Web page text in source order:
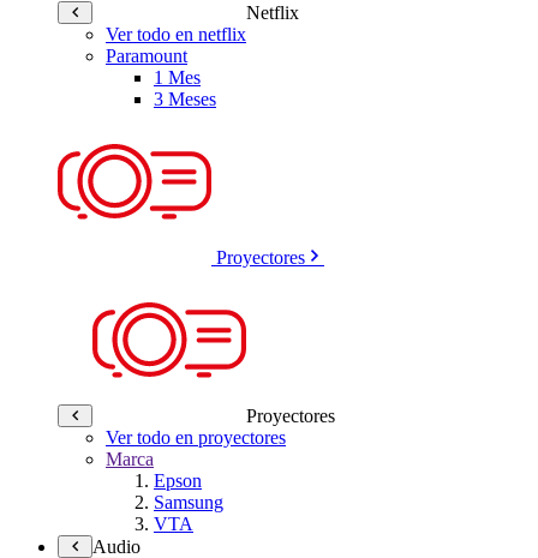
Netflix
Ver todo en netflix
Paramount
1 Mes
3 Meses
Proyectores
Proyectores
Ver todo en proyectores
Marca
Epson
Samsung
VTA
Audio